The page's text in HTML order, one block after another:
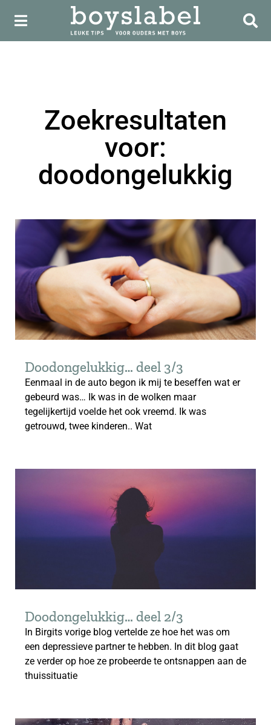
Zoekresultaten
voor:
doodongelukkig
Doodongelukkig… deel 3/3
Eenmaal in de auto begon ik mij te beseffen wat er
gebeurd was… Ik was in de wolken maar
tegelijkertijd voelde het ook vreemd. Ik was
getrouwd, twee kinderen.. Wat
Doodongelukkig… deel 2/3
In Birgits vorige blog vertelde ze hoe het was om
een depressieve partner te hebben. In dit blog gaat
ze verder op hoe ze probeerde te ontsnappen aan de
thuissituatie